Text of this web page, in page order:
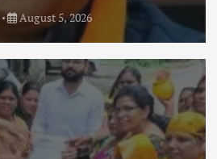
August 5, 2026